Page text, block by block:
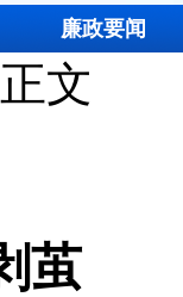
廉政要闻
正文
茧